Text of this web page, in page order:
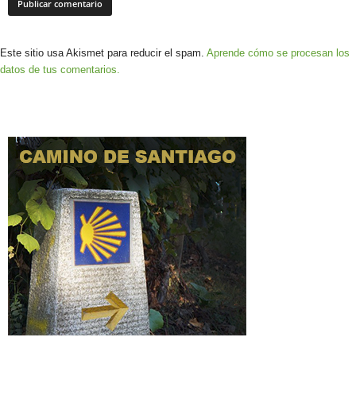
Este sitio usa Akismet para reducir el spam. Aprende cómo se procesan los
datos de tus comentarios.